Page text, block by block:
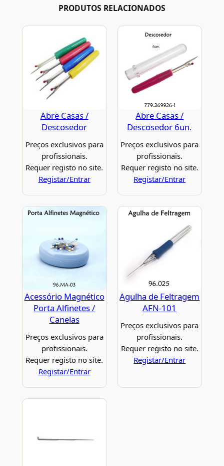
PRODUTOS RELACIONADOS
Abre Casas /
Descosedor
Preços exclusivos para
profissionais.
Requer registo no site.
Registar/Entrar
Abre Casas /
Descosedor 6un.
Preços exclusivos para
profissionais.
Requer registo no site.
Registar/Entrar
Acessório Magnético
Porta Alfinetes /
Canelas
Preços exclusivos para
profissionais.
Requer registo no site.
Registar/Entrar
Agulha de Feltragem
AFN-101
Preços exclusivos para
profissionais.
Requer registo no site.
Registar/Entrar